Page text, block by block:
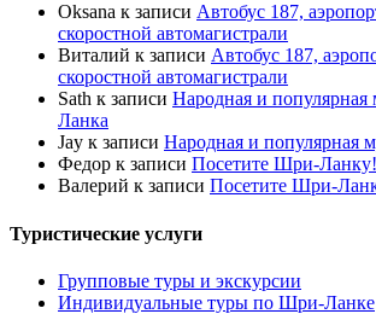
Oksana к записи Автобус 187,
скоростной автомагистрали
Виталий к записи Автобус 187,
скоростной автомагистрали
Sath к записи Народная и
Ланка
Jay к записи Народная и популярная
Федор к записи Посетите Шри-Ланку!
Валерий к записи Посетите Шри-
Туристические услуги
Групповые туры и экскурсии
Индивидуальные туры по Шри-Ланке